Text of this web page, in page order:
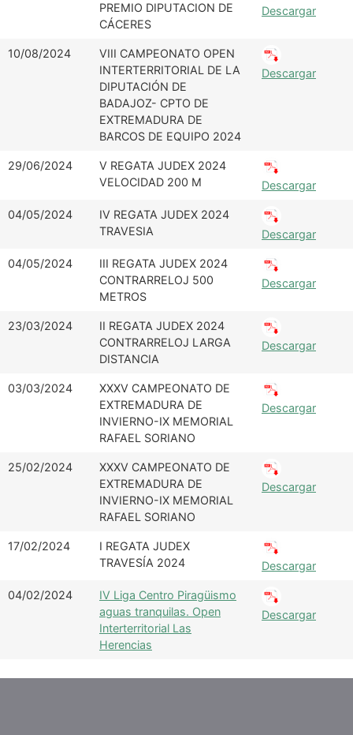
PREMIO DIPUTACION DE
CÁCERES
Descargar
10/08/2024
VIII CAMPEONATO OPEN
INTERTERRITORIAL DE LA
DIPUTACIÓN DE
BADAJOZ- CPTO DE
EXTREMADURA DE
BARCOS DE EQUIPO 2024
Descargar
29/06/2024
V REGATA JUDEX 2024
VELOCIDAD 200 M
Descargar
04/05/2024
IV REGATA JUDEX 2024
TRAVESIA
Descargar
04/05/2024
III REGATA JUDEX 2024
CONTRARRELOJ 500
METROS
Descargar
23/03/2024
II REGATA JUDEX 2024
CONTRARRELOJ LARGA
DISTANCIA
Descargar
03/03/2024
XXXV CAMPEONATO DE
EXTREMADURA DE
INVIERNO-IX MEMORIAL
RAFAEL SORIANO
Descargar
25/02/2024
XXXV CAMPEONATO DE
EXTREMADURA DE
INVIERNO-IX MEMORIAL
RAFAEL SORIANO
Descargar
17/02/2024
I REGATA JUDEX
TRAVESÍA 2024
Descargar
04/02/2024
IV Liga Centro Piragüismo
aguas tranquilas. Open
Interterritorial Las
Herencias
Descargar